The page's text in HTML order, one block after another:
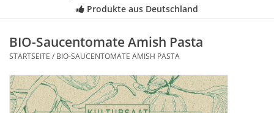
Kräuter
Für Kinder
Produkte aus Deutschland
BIO-Saucentomate Amish Pasta
STARTSEITE / BIO-SAUCENTOMATE AMISH PASTA